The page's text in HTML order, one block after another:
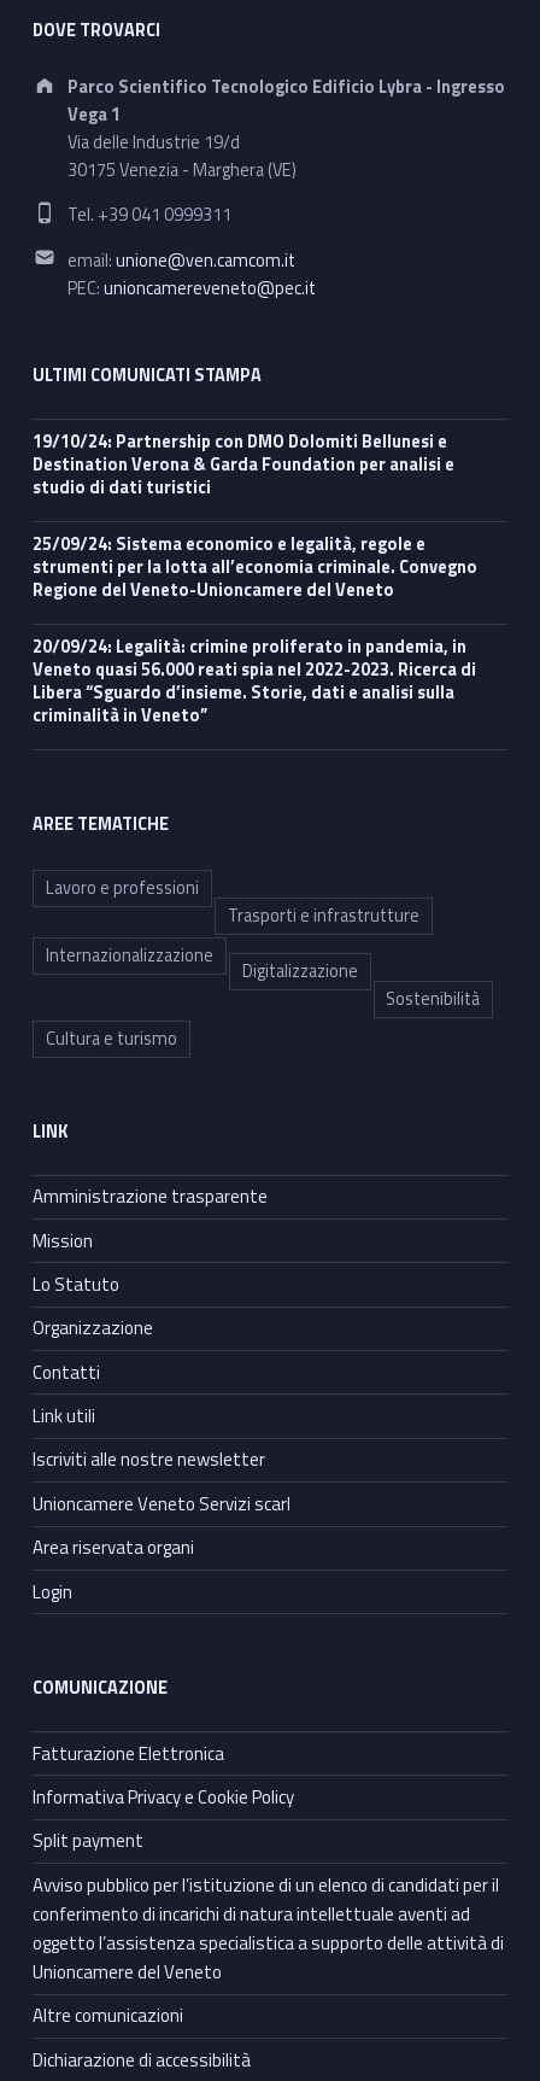
DOVE TROVARCI
Address:
Parco Scientifico Tecnologico Edificio Lybra - Ingresso
Vega 1
Via delle Industrie 19/d
30175 Venezia - Marghera (VE)
Phone number:
Tel. +39 041 0999311
Email address:
email:unione@ven.camcom.it
PEC:unioncamereveneto@pec.it
ULTIMI COMUNICATI STAMPA
19/10/24: Partnership con DMO Dolomiti Bellunesi e
Destination Verona & Garda Foundation per analisi e
studio di dati turistici
25/09/24: Sistema economico e legalità, regole e
strumenti per la lotta all’economia criminale. Convegno
Regione del Veneto-Unioncamere del Veneto
20/09/24: Legalità: crimine proliferato in pandemia, in
Veneto quasi 56.000 reati spia nel 2022-2023. Ricerca di
Libera “Sguardo d’insieme. Storie, dati e analisi sulla
criminalità in Veneto”
AREE TEMATICHE
Lavoro e professioni
Trasporti e infrastrutture
Internazionalizzazione
Digitalizzazione
Sostenibilità
Cultura e turismo
LINK
Amministrazione trasparente
Mission
Lo Statuto
Organizzazione
Contatti
Link utili
Iscriviti alle nostre newsletter
Unioncamere Veneto Servizi scarl
Area riservata organi
Login
COMUNICAZIONE
Fatturazione Elettronica
Informativa Privacy e Cookie Policy
Split payment
Avviso pubblico per l’istituzione di un elenco di candidati per il
conferimento di incarichi di natura intellettuale aventi ad
oggetto l’assistenza specialistica a supporto delle attività di
Unioncamere del Veneto
Altre comunicazioni
Dichiarazione di accessibilità